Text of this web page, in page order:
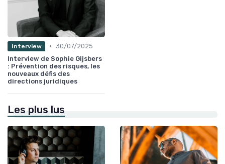
Interview • 30/07/2025
Interview de Sophie Gijsbers
: Prévention des risques, les
nouveaux défis des
directions juridiques
Les plus lus